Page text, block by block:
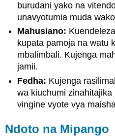
burudani yako na
unavyotumia muda
Mahusiano:
kupata pamoja na watu
mbalimbali. Kujenga
jamii.
Fedha: Kujenga
wa kiuchumi
vingine vyote vya
Ndoto na Mipango